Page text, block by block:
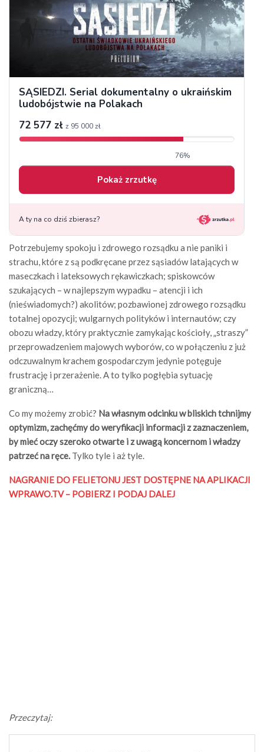
Potrzebujemy spokoju i zdrowego rozsądku a nie paniki i
strachu, które z są podkręcane przez sąsiadów latających w
maseczkach i lateksowych rękawiczkach; spiskowców
szukających – w najlepszym wypadku – atencji i ich
(nieświadomych?) akolitów; pozbawionej zdrowego rozsądku
totalnej opozycji; wulgarnych polityków i internautów; czy
obozu władzy, który praktycznie zamykając kościoły, „straszy”
przeprowadzeniem majowych wyborów, co w połączeniu z już
odczuwalnym krachem gospodarczym jedynie potęguje
frustrację i przerażenie. A to tylko pogłębia sytuację
graniczną…
Co my możemy zrobić? Na własnym odcinku w bliskich tchnijmy
optymizm, zachęćmy do weryfikacji informacji z zaznaczeniem,
by mieć oczy szeroko otwarte i z uwagą koncernom i władzy
patrzeć na ręce. Tylko tyle i aż tyle.
NAGRANIE DO FELIETONU JEST DOSTĘPNE NA APLIKACJI
WPRAWO.TV – POBIERZ I PODAJ DALEJ
Przeczytaj: